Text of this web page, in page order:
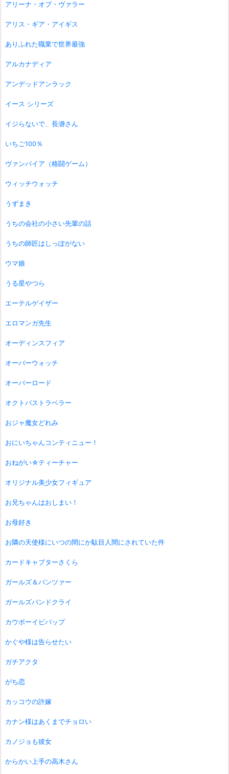
アリーナ・オブ・ヴァラー
アリス・ギア・アイギス
ありふれた職業で世界最強
アルカナディア
アンデッドアンラック
イース シリーズ
イジらないで、長瀞さん
いちご100％
ヴァンパイア（格闘ゲーム）
ウィッチウォッチ
うずまき
うちの会社の小さい先輩の話
うちの師匠はしっぽがない
ウマ娘
うる星やつら
エーテルゲイザー
エロマンガ先生
オーディンスフィア
オーバーウォッチ
オーバーロード
オクトパストラベラー
おジャ魔女どれみ
おにいちゃんコンティニュー！
おねがい☆ティーチャー
オリジナル美少女フィギュア
お兄ちゃんはおしまい！
お母好き
お隣の天使様にいつの間にか駄目人間にされていた件
カードキャプターさくら
ガールズ＆パンツァー
ガールズバンドクライ
カウボーイビバップ
かぐや様は告らせたい
ガチアクタ
がち恋
カッコウの許嫁
カナン様はあくまでチョロい
カノジョも彼女
からかい上手の高木さん